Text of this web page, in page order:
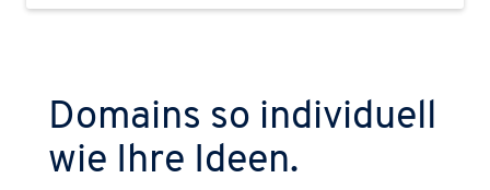
Domains so individuell
wie Ihre Ideen.